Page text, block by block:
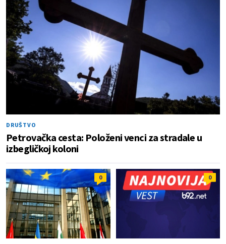
DRUŠTVO
Petrovačka cesta: Položeni venci za stradale u
izbegličkoj koloni
0 0